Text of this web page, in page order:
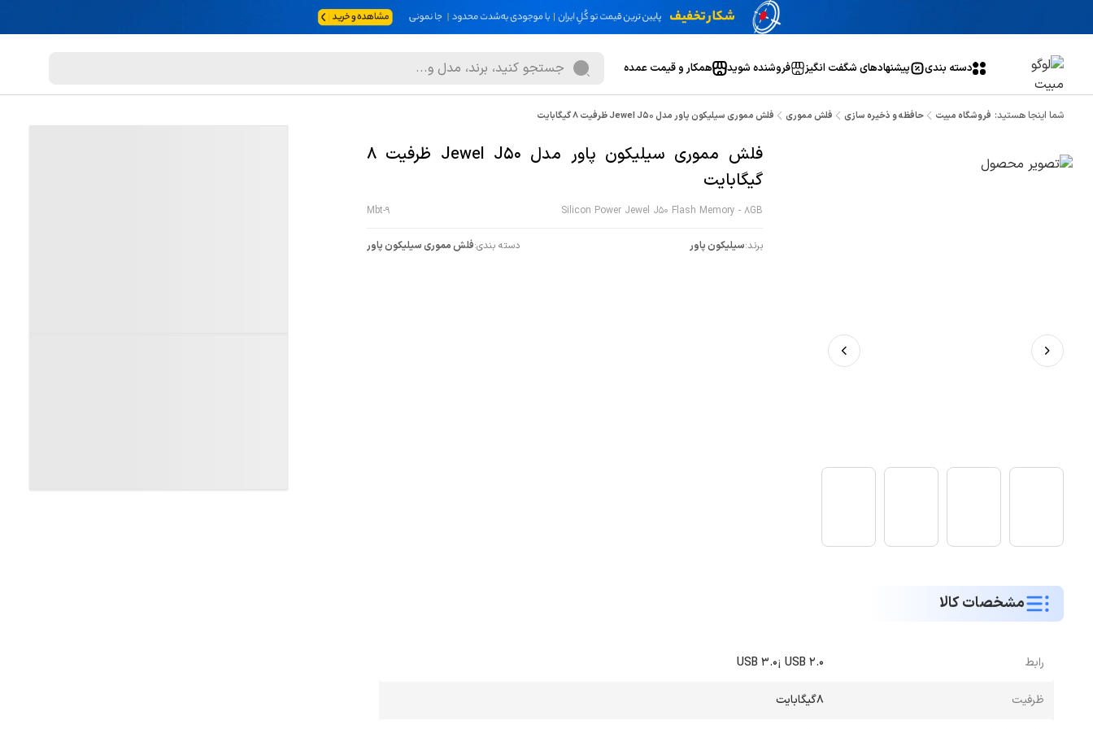
دسته بندی پیشنهاد‌های شگفت انگیز فروشنده شوید همکار و قیمت عمده
شما اینجا هستید: فروشگاه مبیت حافظه و ذخیره سازی فلش مموری فلش مموری سیلیکون پاور مدل Jewel J50 ظرفیت 8 گیگابایت
فلش مموری سیلیکون پاور مدل Jewel J50 ظرفیت 8
گیگابایت
Silicon Power Jewel J50 Flash Memory - 8GB
Mbt-9
برند:سيليکون پاور دسته بندی:فلش مموری سيليکون پاور
مشخصات کالا
رابط USB 3.0¡ USB 2.0
ظرفیت 8گیگابایت